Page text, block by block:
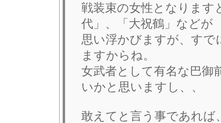
戦装束の女性となります
代」、「大祝鶴」などが
思い浮かびますが、す
ますからね。
女武者として有名な巴御
いかと思いますし、、
敢えてと言う事であれば